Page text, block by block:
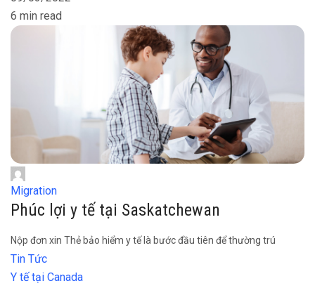
6 min read
Migration
Phúc lợi y tế tại Saskatchewan
Nộp đơn xin Thẻ bảo hiểm y tế là bước đầu tiên để thường trú
Tin Tức
Y tế tại Canada